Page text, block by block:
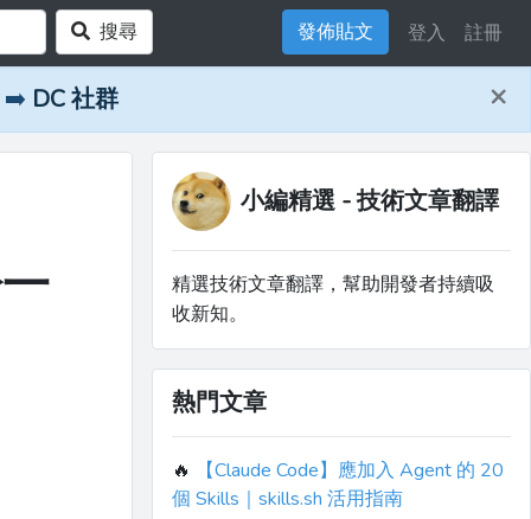
搜尋 發佈貼文 登入 註冊
➡️ DC 社群 ×
小編精選 - 技術文章翻譯
精選技術文章翻譯，幫助開發者持續吸
收新知。
熱門文章
🔥
【Claude Code】應加入 Agent 的 20
個 Skills｜skills.sh 活用指南